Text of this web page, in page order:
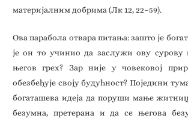
материјалним добрима (Лк 12, 22–59).
Ова парабола отвара питања: зашто је
је он то учинио да заслужи ову сурову
његов грех? Зар није у човековој
обезбеђује своју будућност? Поједини
богаташева идеја да поруши мање
безумна, претерана и да се његова